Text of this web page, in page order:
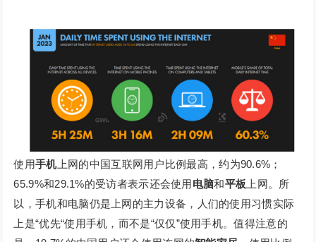
使用手机上网的中国互联网用户比例最高，约为90.6%；
65.9%和29.1%的受访者表示还会使用电脑和平板 上网。所
以，手机和电脑仍是上网的主力设备，人们的使用习惯实际
上是“优先“使用手机，而不是“仅仅”使用手机。值得注意的